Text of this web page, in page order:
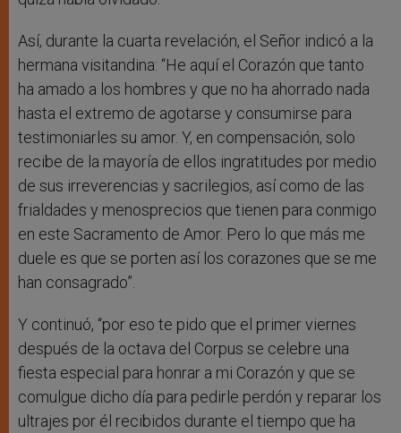
Así, durante la cuarta revelación, el Señor indicó a la
hermana visitandina: “He aquí el Corazón que tanto
ha amado a los hombres y que no ha ahorrado nada
hasta el extremo de agotarse y consumirse para
testimoniarles su amor. Y, en compensación, solo
recibe de la mayoría de ellos ingratitudes por medio
de sus irreverencias y sacrilegios, así como de las
frialdades y menosprecios que tienen para conmigo
en este Sacramento de Amor. Pero lo que más me
duele es que se porten así los corazones que se me
han consagrado”.
Y continuó, “por eso te pido que el primer viernes
después de la octava del Corpus se celebre una
fiesta especial para honrar a mi Corazón y que se
comulgue dicho día para pedirle perdón y reparar los
ultrajes por él recibidos durante el tiempo que ha